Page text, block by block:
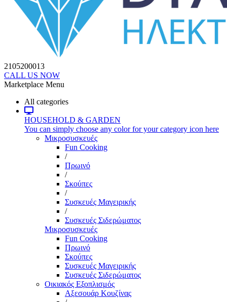
2105200013
CALL US NOW
Marketplace Menu
All categories
HOUSEHOLD & GARDEN
You can simply choose any color for your category icon here
Μικροσυσκευές
Fun Cooking
/
Πρωινό
/
Σκούπες
/
Συσκευές Μαγειρικής
/
Συσκευές Σιδερώματος
Μικροσυσκευές
Fun Cooking
Πρωινό
Σκούπες
Συσκευές Μαγειρικής
Συσκευές Σιδερώματος
Οικιακός Εξοπλισμός
Αξεσουάρ Κουζίνας